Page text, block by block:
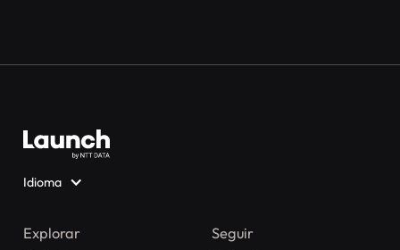
Idioma
Explorar
Seguir